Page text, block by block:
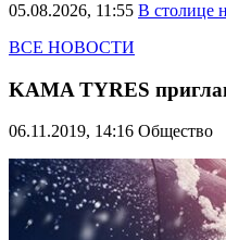
05.08.2026, 11:55 В столице
ВСЕ НОВОСТИ
KAMA TYRES
06.11.2019, 14:16 Общество